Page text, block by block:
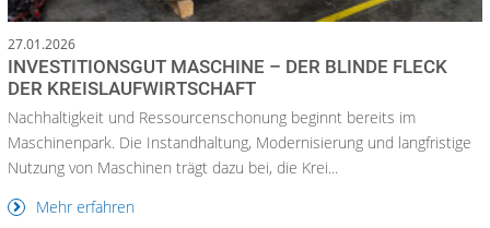
27.01.2026
INVESTITIONSGUT MASCHINE – DER BLINDE FLECK
DER KREISLAUFWIRTSCHAFT
Nachhaltigkeit und Ressourcenschonung beginnt bereits im
Maschinenpark. Die Instandhaltung, Modernisierung und langfristige
Nutzung von Maschinen trägt dazu bei, die Krei...
Mehr erfahren